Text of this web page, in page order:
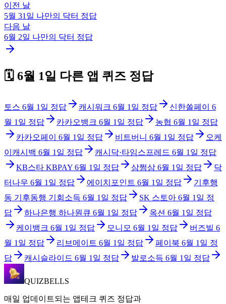
이전 날
5월 31일 나만의 닥터 정답
다음 날
6월 2일 나만의 닥터 정답
🗓️ 6월 1일 다른 앱 퀴즈 정답
토스 6월 1일 정답 캐시워크 6월 1일 정답 신한쏠페이
6
월 1일 정답 카카오뱅크 6월 1일 정답 농협 6월 1일 정답
카카오페이
6월 1일 정답 비트버니 6월 1일 정답
오케
이캐시백 6월 1일 정답 캐시닥·타임스프레드 6월 1일 정답
KB스타 KBPAY 6월 1일 정답 삼쩜삼 6월 1일 정답
닥
터나우 6월 1일 정답 에이치포인트 6월 1일 정답
기후행
동 기후동행 기회소득 6월 1일 정답 SK 스토아 6월 1일 정
답
하나은행 하나원큐 6월 1일 정답 옥션 6월 1일 정답
케이뱅크 6월 1일 정답 모니모 6월 1일 정답 버즈빌 6
월 1일 정답 리브메이트 6월 1일 정답 페이북 6월 1일 정
답
캐시슬라이드 6월 1일 정답 발로소득 6월 1일 정답
QUIZBELLS
매일 업데이트되는 앱테크 퀴즈 정답과